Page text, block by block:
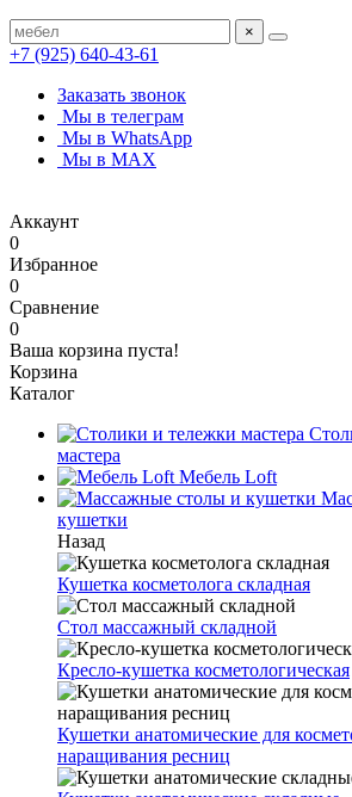
×
+7 (925) 640-43-61
Заказать звонок
Мы в телеграм
Мы в WhatsApp
Мы в MAX
Аккаунт
0
Избранное
0
Сравнение
0
Ваша корзина пуста!
Корзина
Каталог
мастера
Мебель Loft
кушетки
Назад
Кушетка косметолога складная
Стол массажный складной
Кресло-кушетка косметологическая
Кушетки анатомические для
наращивания ресниц